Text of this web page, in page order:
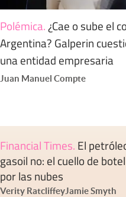
Polémica.¿Cae o sube el
Argentina? Galperin
una entidad empresaria
Juan Manuel Compte
Financial Times. El
gasoil no: el cuello de
por las nubes
Verity RatcliffeyJamie Smyth